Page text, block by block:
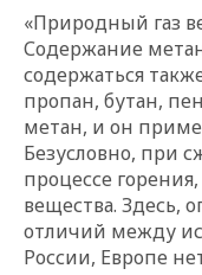
«Природный газ
Содержание
содержаться
пропан, бутан,
метан, и он
Безусловно, при
процессе
вещества. Здесь,
отличий между
России, Европе